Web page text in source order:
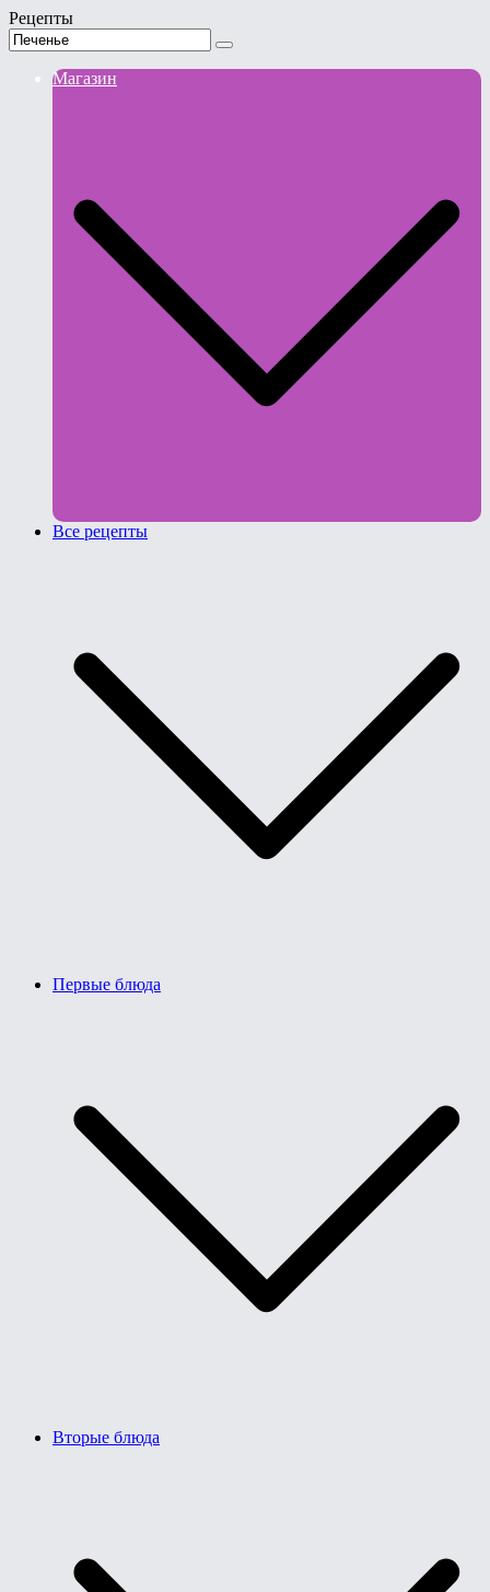
Рецепты
Магазин
Все рецепты
Первые блюда
Вторые блюда